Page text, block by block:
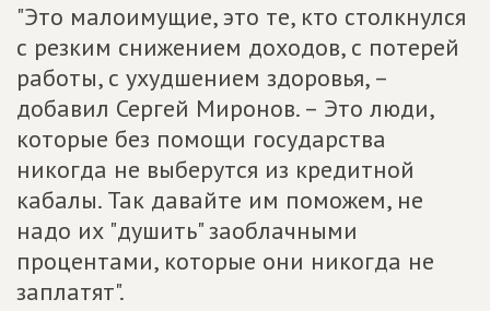
"Это малоимущие, это те, кто столкнулся
с резким снижением доходов, с потерей
работы, с ухудшением здоровья, –
добавил Сергей Миронов. – Это люди,
которые без помощи государства
никогда не выберутся из кредитной
кабалы. Так давайте им поможем, не
надо их "душить" заоблачными
процентами, которые они никогда не
заплатят".